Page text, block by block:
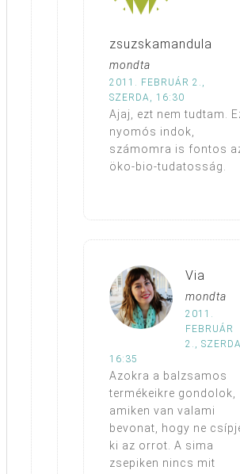
zsuzskamandula
mondta
2011. FEBRUÁR 2.,
SZERDA, 16:30
Ajaj, ezt nem tudtam.
nyomós indok,
számomra is fontos
öko-bio-tudatosság.
Via
mondta
2011.
FEBRUÁR
2.,
16:35
Azokra a balzsamos
termékeikre gondolok,
amiken van valami
bevonat, hogy ne
ki az orrot. A sima
zsepiken nincs mit